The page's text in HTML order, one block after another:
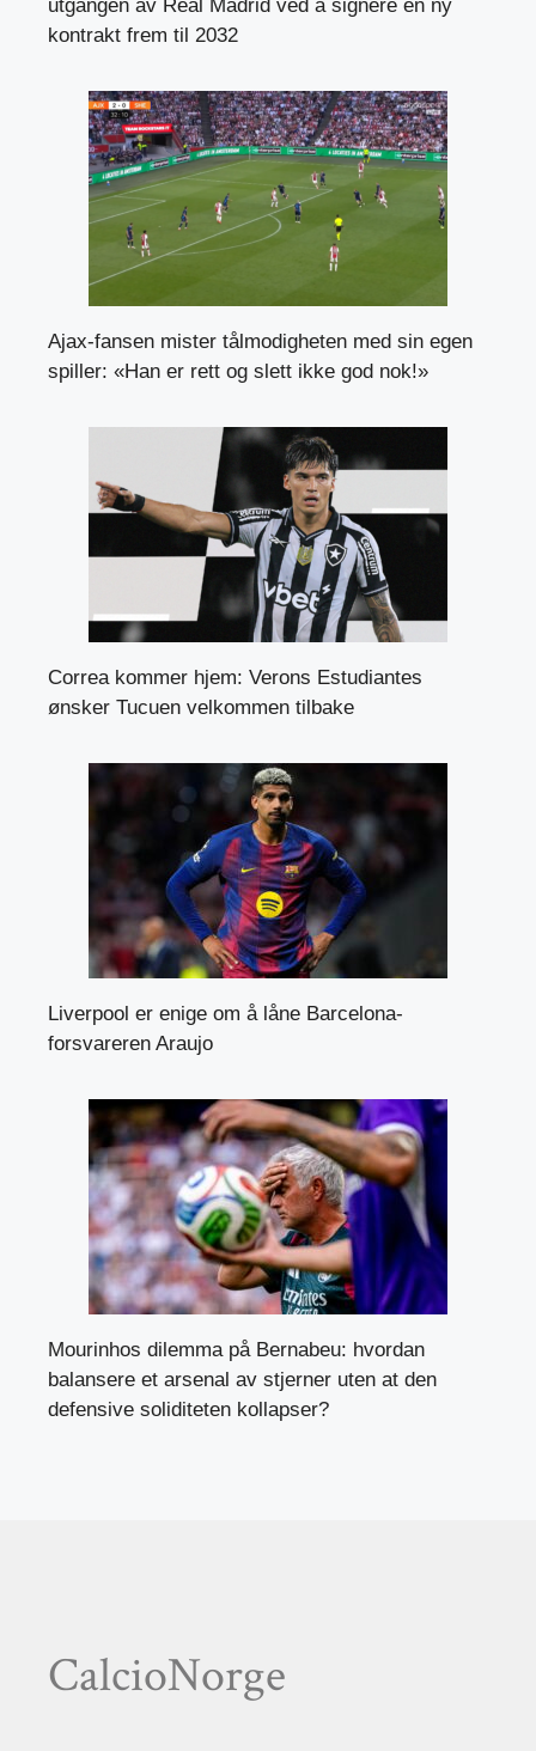
utgangen av Real Madrid ved å signere en ny
kontrakt frem til 2032
Ajax-fansen mister tålmodigheten med sin egen
spiller: «Han er rett og slett ikke god nok!»
Correa kommer hjem: Verons Estudiantes
ønsker Tucuen velkommen tilbake
Liverpool er enige om å låne Barcelona-
forsvareren Araujo
Mourinhos dilemma på Bernabeu: hvordan
balansere et arsenal av stjerner uten at den
defensive soliditeten kollapser?
CalcioNorge